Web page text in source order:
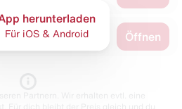
Öffnen
herunterladen
Für iOS & Android